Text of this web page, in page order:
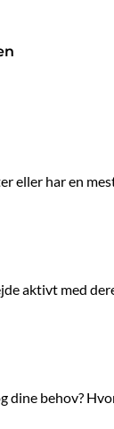
eller har en
aktivt med
dine behov?